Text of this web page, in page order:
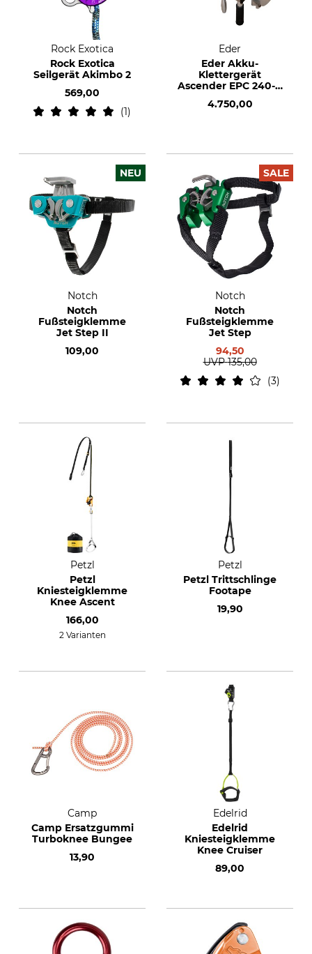
Rock Exotica
Rock Exotica
Seilgerät Akimbo 2
569,00
1
Eder
Eder Akku-
Klettergerät
Ascender EPC 240-11
4.750,00
NEU
Notch
Notch
Fußsteigklemme
Jet Step II
109,00
SALE
Notch
Notch
Fußsteigklemme
Jet Step
94,50
UVP 135,00
3
Petzl
Petzl
Kniesteigklemme
Knee Ascent
166,00
2 Varianten
Petzl
Petzl Trittschlinge
Footape
19,90
Camp
Camp Ersatzgummi
Turboknee Bungee
13,90
Edelrid
Edelrid
Kniesteigklemme
Knee Cruiser
89,00